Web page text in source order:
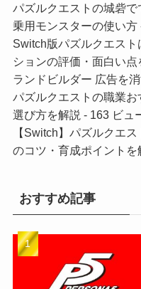
パズルクエストの城砦で
乗用モンスターの使い方
Switch版パズルクエス
ションの評価・面白い点
ランドビルダー 広告を
パズルクエストの職業
選び方を解説 - 163 ビュ
【Switch】パズルクエ
のコツ・育成ポイントを
おすすめ記事